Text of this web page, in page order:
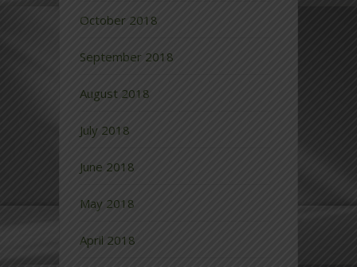
October 2018
September 2018
August 2018
July 2018
June 2018
May 2018
April 2018